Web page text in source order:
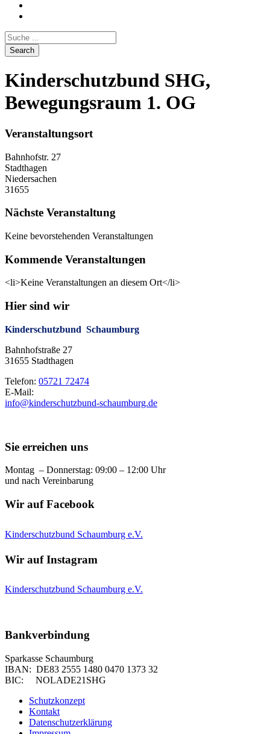
Kinderschutzbund SHG,
Bewegungsraum 1. OG
Veranstaltungsort
Bahnhofstr. 27
Stadthagen
Niedersachen
31655
Nächste Veranstaltung
Keine bevorstehenden Veranstaltungen
Kommende Veranstaltungen
<li>Keine Veranstaltungen an diesem Ort</li>
Hier sind wir
Kinderschutzbund Schaumburg
Bahnhofstraße 27
31655 Stadthagen
Telefon: 05721 72474
E-Mail:
info@kinderschutzbund-schaumburg.de
Sie erreichen uns
Montag – Donnerstag: 09:00 – 12:00 Uhr
und nach Vereinbarung
Wir auf Facebook
Kinderschutzbund Schaumburg e.V.
Wir auf Instagram
Kinderschutzbund Schaumburg e.V.
Bankverbindung
Sparkasse Schaumburg
IBAN: DE83 2555 1480 0470 1373 32
BIC: NOLADE21SHG
Schutzkonzept
Kontakt
Datenschutzerklärung